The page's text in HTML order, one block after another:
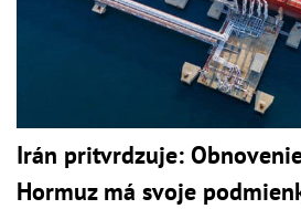
Irán pritvrdzuje:
Hormuz má svoje